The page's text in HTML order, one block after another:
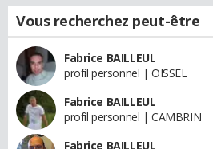
Vous recherchez peut-être
Fabrice BAILLEUL
profil personnel | OISSEL
Fabrice BAILLEUL
profil personnel | CAMBRIN
Fabrice BAILLEUL